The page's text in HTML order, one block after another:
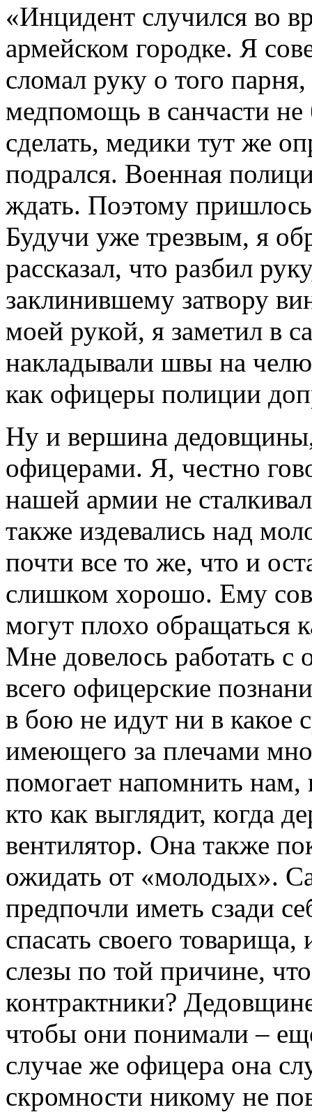
«Инцидент случился во
армейском городке. Я
сломал руку о того
медпомощь в санчасти
сделать, медики тут же
подрался. Военная
ждать. Поэтому
Будучи уже трезвым, я
рассказал, что разбил
заклинившему затвору
моей рукой, я заметил в
накладывали швы на
как офицеры полиции
Ну и вершина дедовщины,
офицерами. Я, честно
нашей армии не
также издевались над
почти все то же, что и
слишком хорошо. Ему
могут плохо обращаться
Мне довелось работать
всего офицерские
в бою не идут ни в какое
имеющего за плечами
помогает напомнить нам,
кто как выглядит, когда
вентилятор. Она также
ожидать от «молодых».
предпочли иметь сзади
спасать своего
слезы по той причине,
контрактники?
чтобы они понимали –
случае же офицера она
скромности никому не